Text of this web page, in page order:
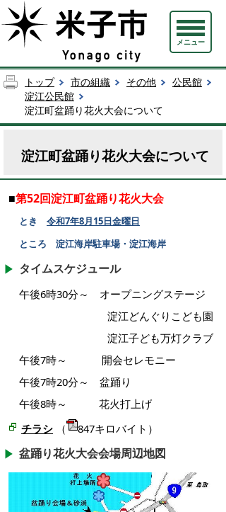
メニュー
トップ 市の組織 その他
公民館
淀江公民館
淀江町盆踊り花火大会について
淀江町盆踊り花火大会について
■第52回淀江町盆踊り花火大会
とき 令和7年8月15日金曜日
ところ 淀江海岸駐車場・淀江海岸
タイムスケジュール
午後6時30分～ オープニングステージ
淀江どんぐりこども園
淀江子ども万灯クラブ
午後7時～ 開会セレモニー
午後7時20分～ 盆踊り
午後8時～ 花火打上げ
チラシ （ 847キロバイト）
盆踊り花火大会会場周辺地図